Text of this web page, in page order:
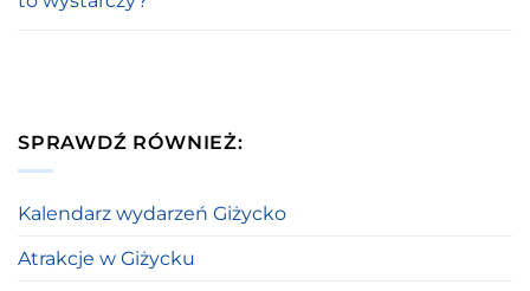
SPRAWDŹ RÓWNIEŻ:
Kalendarz wydarzeń Giżycko
Atrakcje w Giżycku